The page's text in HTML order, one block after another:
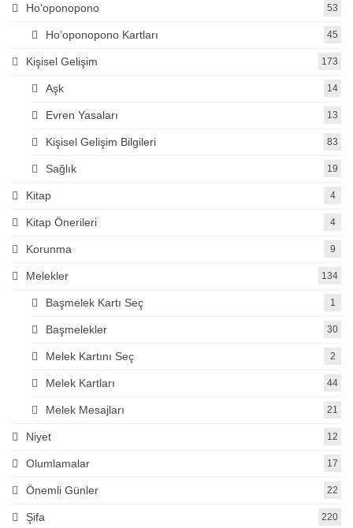
Ho'oponopono 53
Ho’oponopono Kartları 45
Kişisel Gelişim 173
Aşk 14
Evren Yasaları 13
Kişisel Gelişim Bilgileri 83
Sağlık 19
Kitap 4
Kitap Önerileri 4
Korunma 9
Melekler 134
Başmelek Kartı Seç 1
Başmelekler 30
Melek Kartını Seç 2
Melek Kartları 44
Melek Mesajları 21
Niyet 12
Olumlamalar 17
Önemli Günler 22
Şifa 220